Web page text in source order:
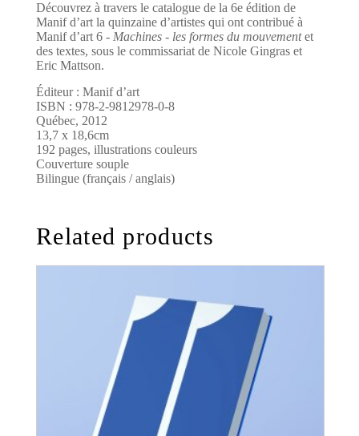
Découvrez à travers le catalogue de la 6e édition de
Manif d’art la quinzaine d’artistes qui ont contribué à
Manif d’art 6 - Machines - les formes du mouvementet
des textes, sous le commissariat de Nicole Gingras et
Eric Mattson.
Éditeur : Manif d’art
ISBN : 978-2-9812978-0-8
Québec, 2012
13,7 x 18,6cm
192 pages, illustrations couleurs
Couverture souple
Bilingue (français / anglais)
Related products